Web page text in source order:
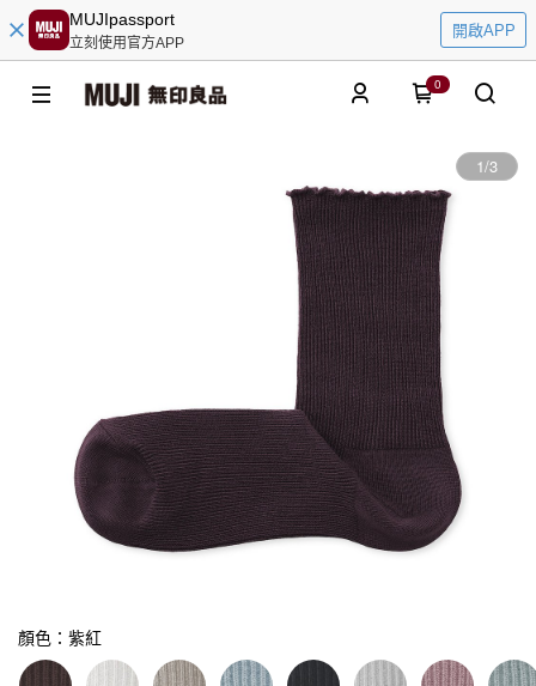
MUJIpassport
立刻使用官方APP
開啟APP
0
1/3
顏色：紫紅